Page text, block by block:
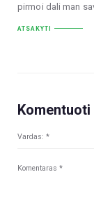
pirmoi dali man
ATSAKYTI
Komentuoti